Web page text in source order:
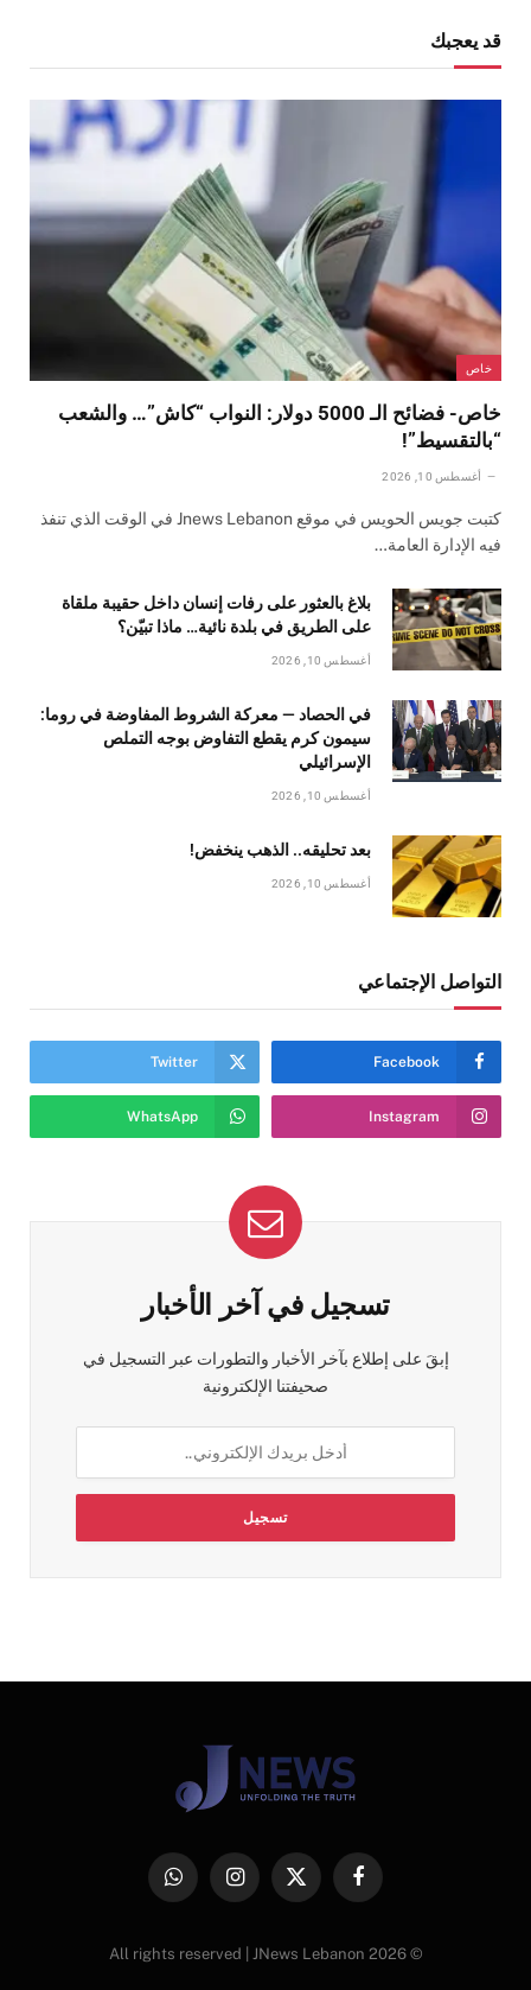
قد يعجبك
خاص
خاص- فضائح الـ 5000 دولار: النواب “كاش”… والشعب
“بالتقسيط”!
أغسطس 10, 2026
كتبت جويس الحويس في موقع Jnews Lebanon في الوقت الذي تنفذ
فيه الإدارة العامة…
بلاغ بالعثور على رفات إنسان داخل حقيبة ملقاة
على الطريق في بلدة نائية… ماذا تبيّن؟
أغسطس 10, 2026
في الحصاد — معركة الشروط المفاوضة في روما:
سيمون كرم يقطع التفاوض بوجه التملص
الإسرائيلي
أغسطس 10, 2026
بعد تحليقه.. الذهب ينخفض!
أغسطس 10, 2026
التواصل الإجتماعي
Facebook
Twitter
Instagram
WhatsApp
تسجيل في آخر الأخبار
إبقَ على إطلاع بآخر الأخبار والتطورات عبر التسجيل في
صحيفتنا الإلكترونية
فيسبوك
X
الانستغرامواتساب
© 2026 All rights reserved | JNews Lebanon